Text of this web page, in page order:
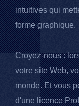
intuitives qui
forme graphique.
Croyez-nous :
votre site Web,
monde. Et vous
d'une licence